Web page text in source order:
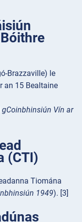
Brazzaville) le
an 15 Bealtaine
gCoinbhinsiún Vín ar
(CTI)
Tiomána
1949). [3]